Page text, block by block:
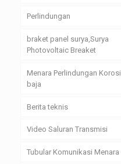
Perlindungan
braket panel surya,Surya
Photovoltaic Breaket
Menara Perlindungan Korosi
baja
Berita teknis
Video Saluran Transmisi
Tubular Komunikasi Menara